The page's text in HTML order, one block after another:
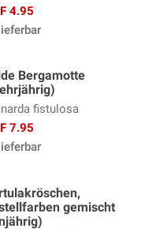
4.95
Bergamotte
fistulosa
7.95
lieferbar
gemischt